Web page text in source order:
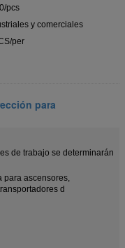
pcs
y comerciales
per
para
de trabajo se determinarán
para ascensores,
d